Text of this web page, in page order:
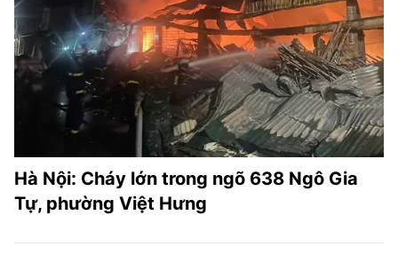
Hà Nội: Cháy lớn trong ngõ 638 Ngô Gia
Tự, phường Việt Hưng